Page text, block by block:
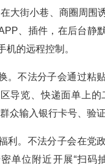
大街小巷、商圈周围
、插件，在后台静
机的远程控制。
。不法分子会通过粘
导览、快递面单上的
众输入银行卡号、验
。 不法分子会在党
单位附近开展“扫码